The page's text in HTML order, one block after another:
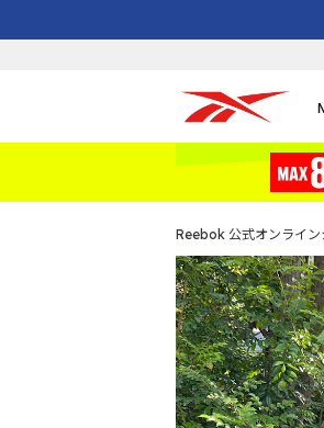
Reebok 公式オンライ